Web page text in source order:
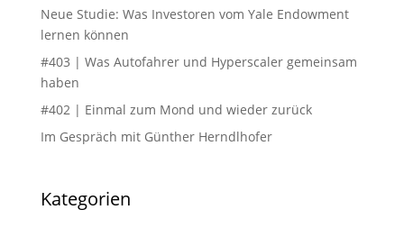
Neue Studie: Was Investoren vom Yale Endowment
lernen können
#403 | Was Autofahrer und Hyperscaler gemeinsam
haben
#402 | Einmal zum Mond und wieder zurück
Im Gespräch mit Günther Herndlhofer
Kategorien